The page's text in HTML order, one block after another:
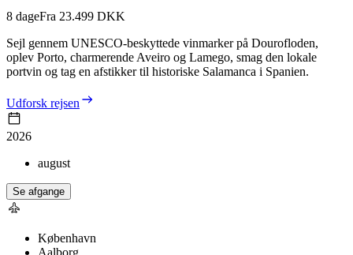
8 dageFra 23.499 DKK
Sejl gennem UNESCO-beskyttede vinmarker på Dourofloden,
oplev Porto, charmerende Aveiro og Lamego, smag den lokale
portvin og tag en afstikker til historiske Salamanca i Spanien.
Udforsk rejsen
2026
august
Se afgange
København